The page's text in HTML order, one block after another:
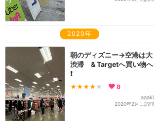
2020年
朝のディズニー→空港は大
渋滞 & Targetへ買い物へ
❗️
★★★★ ★ 8
aaaki
2020年2月に訪問